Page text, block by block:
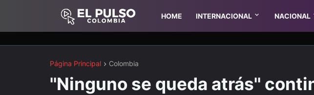
HOME INTERNACIONAL NACIONAL
Página Principal Colombia
''Ninguno se queda atrás''